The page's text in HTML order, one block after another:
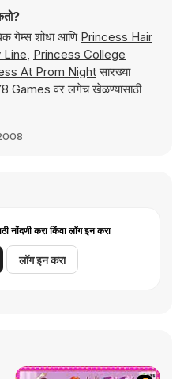
गेम्स शोधा आणि Princess Hair
Line, Princess College
At Prom Nightसारख्या
Games वर लगेच खेळण्यासाठी
नोंदणी करा किंवा लॉग इन करा
लॉग इन करा